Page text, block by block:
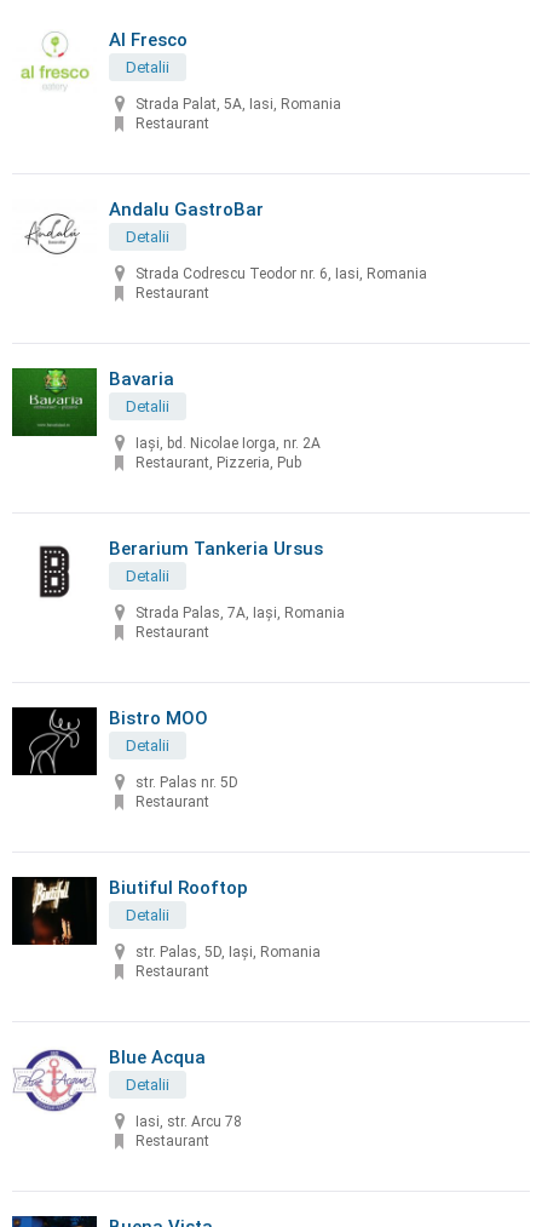
Al Fresco
Detalii
Strada Palat, 5A, Iasi, Romania
Restaurant
Andalu GastroBar
Detalii
Strada Codrescu Teodor nr. 6, Iasi, Romania
Restaurant
Bavaria
Detalii
Iași, bd. Nicolae Iorga, nr. 2A
Restaurant, Pizzeria, Pub
Berarium Tankeria Ursus
Detalii
Strada Palas, 7A, Iași, Romania
Restaurant
Bistro MOO
Detalii
str. Palas nr. 5D
Restaurant
Biutiful Rooftop
Detalii
str. Palas, 5D, Iași, Romania
Restaurant
Blue Acqua
Detalii
Iasi, str. Arcu 78
Restaurant